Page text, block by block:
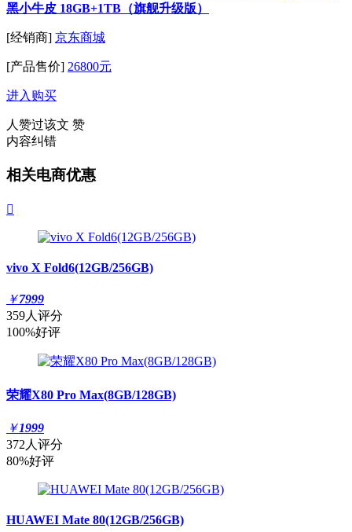
黑小牛皮 18GB+1TB（旗舰升级版）
[经销商] 京东商城
[产品售价] 26800元
进入购买
人赞过该文 赞
内容纠错
相关电商优惠

vivo X Fold6(12GB/256GB)
￥7999
359人评分
100%好评
荣耀X80 Pro Max(8GB/128GB)
￥1999
372人评分
80%好评
HUAWEI Mate 80(12GB/256GB)